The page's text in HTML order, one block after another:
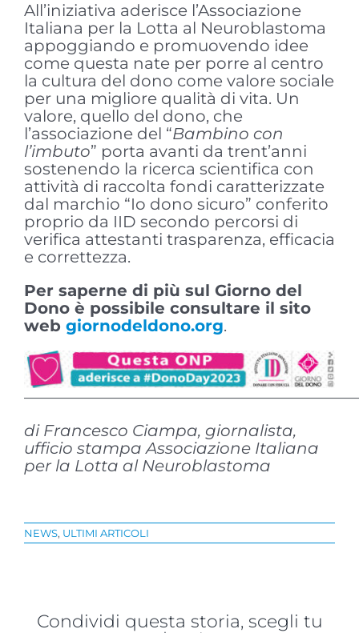
All’iniziativa aderisce l’Associazione
Italiana per la Lotta al Neuroblastoma
appoggiando e promuovendo idee
come questa nate per porre al centro
la cultura del dono come valore sociale
per una migliore qualità di vita. Un
valore, quello del dono, che
l’associazione del “Bambino con
l’imbuto” porta avanti da trent’anni
sostenendo la ricerca scientifica con
attività di raccolta fondi caratterizzate
dal marchio “Io dono sicuro” conferito
proprio da IID secondo percorsi di
verifica attestanti trasparenza, efficacia
e correttezza.
Per saperne di più sul Giorno del
Dono è possibile consultare il sito
web giornodeldono.org.
di Francesco Ciampa, giornalista,
ufficio stampa Associazione Italiana
per la Lotta al Neuroblastoma
NEWS, ULTIMI ARTICOLI
Condividi questa storia, scegli tu